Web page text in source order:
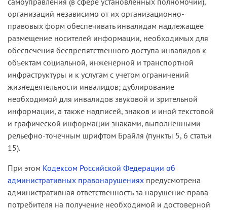
организаций независимо от их организационно-
правовых форм обеспечивать инвалидам надлежащее
размещение носителей информации, необходимых для
обеспечения беспрепятственного доступа инвалидов к
объектам социальной, инженерной и транспортной
инфраструктуры и к услугам с учетом ограничений
жизнедеятельности инвалидов; дублирование
необходимой для инвалидов звуковой и зрительной
информации, а также надписей, знаков и иной текстовой
и графической информации знаками, выполненными
рельефно-точечным шрифтом Брайля (пункты 5, 6 статьи
15).
При этом Кодексом Российской Федерации об
административных правонарушениях предусмотрена
административная ответственность за нарушение права
потребителя на получение необходимой и достоверной